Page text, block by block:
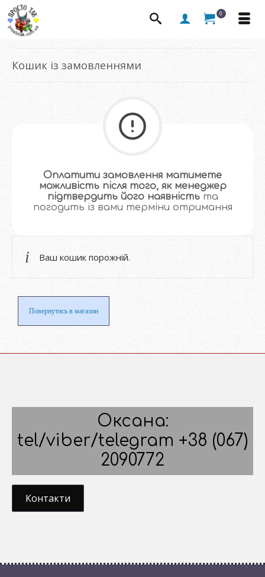
0
Кошик із замовленнями
Оплатити замовлення матимете
можливість після того, як менеджер
підтвердить його наявність та
погодить із вами терміни отримання
Ваш кошик порожній.
Повернутись в магазин
Оксана:
tel/viber/telegram +38 (067)
2090772
Контакти